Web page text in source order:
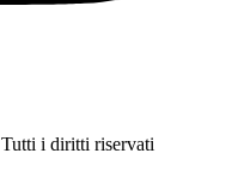
i diritti riservati